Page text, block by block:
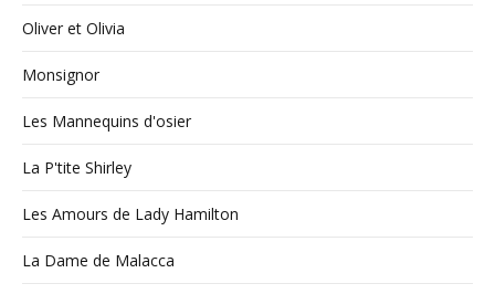
Oliver et Olivia
Monsignor
Les Mannequins d'osier
La P'tite Shirley
Les Amours de Lady Hamilton
La Dame de Malacca